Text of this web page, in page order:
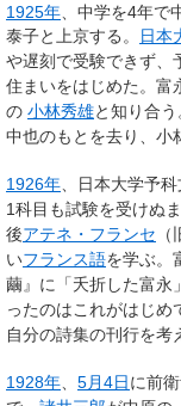
1925年 、中学を4年で
泰子と上京する。
日本
や遅刻で受験できず、
住まいをはじめた。富
の 小林秀雄と知り合
中也のもとを去り、小
1926年 、日本大学予
1科目も試験を受けぬ
後アテネ・フランセ
いフランス語を学ぶ。
繭』に「夭折した富永
ったのはこれがはじめ
自分の詩集の刊行を考
1928年 5月4日に前